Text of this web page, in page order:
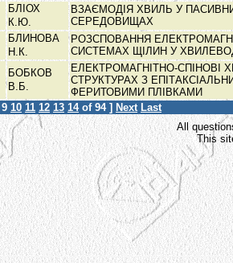
БЛІОХ
К.Ю.
ВЗАЄМОДІЯ ХВИЛЬ У
СЕРЕДОВИЩАХ
БЛИНОВА
Н.К.
РОЗСПОВАННЯ
СИСТЕМАХ ЩІЛИН У
БОБКОВ
В.Б.
ЕЛЕКТРОМАГНІТНО-СПІНОВІ
СТРУКТУРАХ З
ФЕРИТОВИМИ ПЛІВКАМИ
9 10 11 12 13 14of 94 ] Next Last
All
This